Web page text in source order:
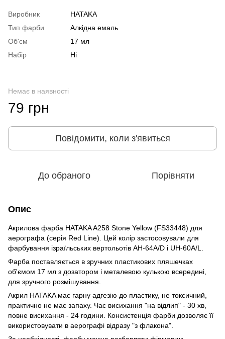
Виробник
HATAKA
Тип фарби
Алкідна емаль
Об'єм
17 мл
Набір
Ні
Немає в наявності
79 грн
Повідомити, коли з'явиться
До обраного Порівняти
Опис
Акрилова фарба HATAKA A258 Stone Yellow (FS33448) для
аерографа (серія Red Line). Цей колір застосовували для
фарбування ізраїльських вертольотів AH-64A/D і UH-60A/L.
Фарба поставляється в зручних пластикових пляшечках
об'ємом 17 мл з дозатором і металевою кулькою всередині,
для зручного розмішування.
Акрил HATAKA має гарну адгезію до пластику, не токсичний,
практично не має запаху. Час висихання "на відлип" - 30 хв,
повне висихання - 24 години. Консистенція фарби дозволяє її
використовувати в аерографі відразу "з флакона".